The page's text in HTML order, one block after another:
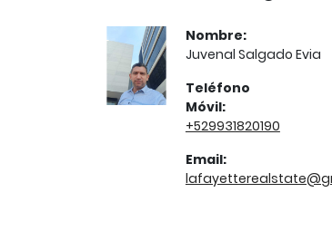
Nombre:
Juvenal Salgado Evia
Teléfono
Móvil:
+529931820190
Email: